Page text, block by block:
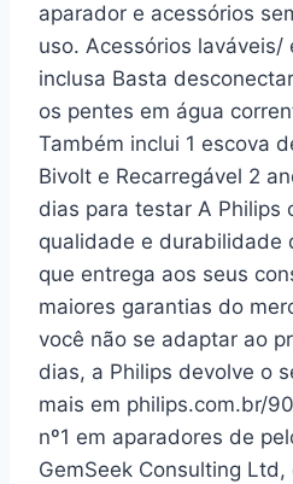
aparador e acessórios
uso. Acessórios laváveis/
inclusa Basta
os pentes em água
Também inclui 1 escova
Bivolt e Recarregável 2
dias para testar A Philips
qualidade e durabilidade
que entrega aos seus
maiores garantias do
você não se adaptar ao
dias, a Philips devolve o
mais em philips.com.br/
nº1 em aparadores de
GemSeek Consulting